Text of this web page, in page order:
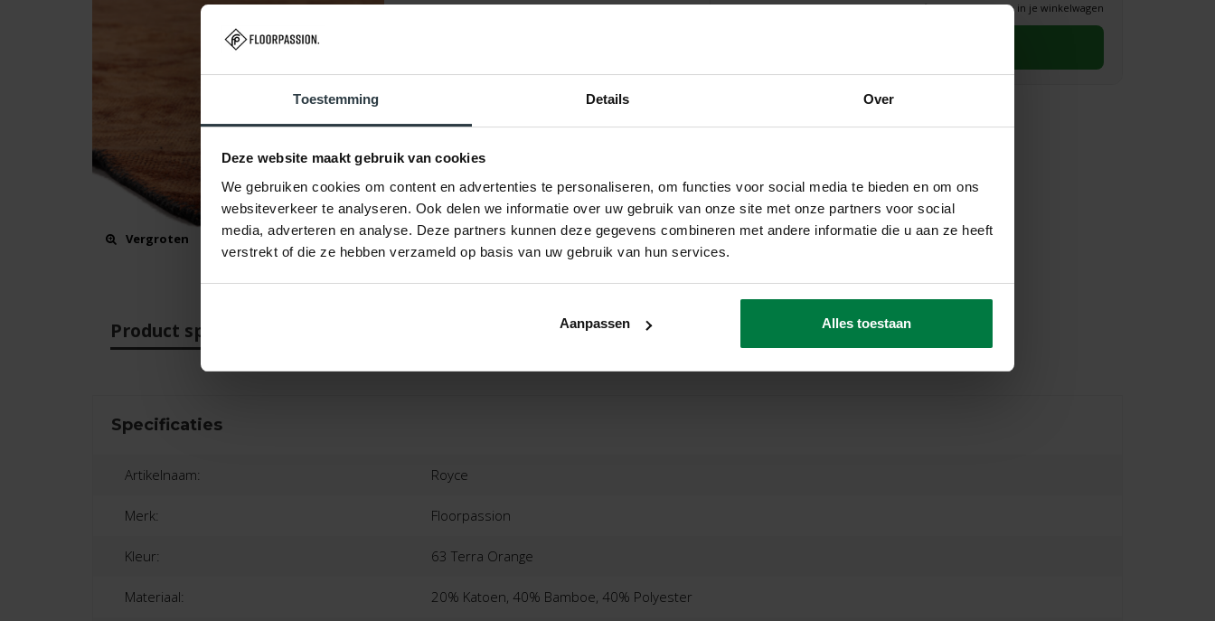
Toestemming Details Over
Deze website maakt gebruik van cookies
We gebruiken cookies om content en advertenties te personaliseren, om functies voor social media te bieden en om ons
websiteverkeer te analyseren. Ook delen we informatie over uw gebruik van onze site met onze partners voor social
media, adverteren en analyse. Deze partners kunnen deze gegevens combineren met andere informatie die u aan ze heeft
verstrekt of die ze hebben verzameld op basis van uw gebruik van hun services.
Aanpassen Alles toestaan
Vergroten
* Definitieve prijs zie je in je winkelwagen
Product specificaties Product
Specificaties
Artikelnaam: Royce
Merk: Floorpassion
Kleur: 63 Terra Orange
Materiaal: 20% Katoen, 40% Bamboe, 40% Polyester